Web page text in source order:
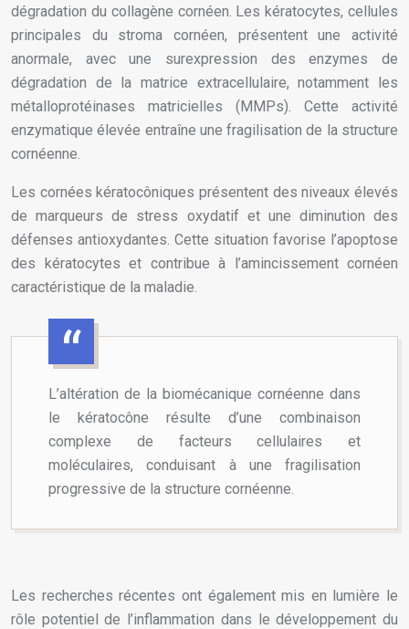
dégradation du collagène cornéen. Les kératocytes, cellules
principales du stroma cornéen, présentent une activité
anormale, avec une surexpression des enzymes de
dégradation de la matrice extracellulaire, notamment les
métalloprotéinases matricielles (MMPs). Cette activité
enzymatique élevée entraîne une fragilisation de la structure
cornéenne.
Les cornées kératocôniques présentent des niveaux élevés
de marqueurs de stress oxydatif et une diminution des
défenses antioxydantes. Cette situation favorise l’apoptose
des kératocytes et contribue à l’amincissement cornéen
caractéristique de la maladie.
L’altération de la biomécanique cornéenne dans
le kératocône résulte d’une combinaison
complexe de facteurs cellulaires et
moléculaires, conduisant à une fragilisation
progressive de la structure cornéenne.
Les recherches récentes ont également mis en lumière le
rôle potentiel de l’inflammation dans le développement du